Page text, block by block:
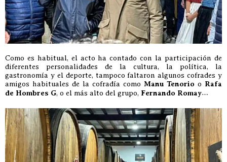
Como es habitual, el acto ha contado con la participación de
diferentes personalidades de la cultura, la política, la
gastronomía y el deporte, tampoco faltaron algunos cofrades y
amigos habituales de la cofradía como Manu Tenorio o Rafa
de Hombres G, o el más alto del grupo, Fernando Romay…